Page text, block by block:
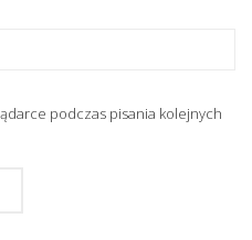
podczas pisania kolejnych